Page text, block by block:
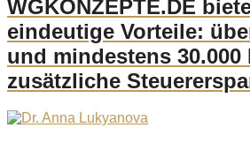
WGKONZEPTE.DE
eindeutige Vorteile:
und mindestens 30.000
zusätzliche